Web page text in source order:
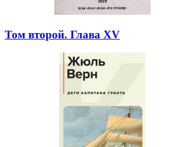
Том второй. Глава XV